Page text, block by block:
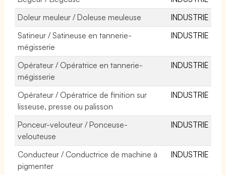
Doleur meuleur / Doleuse meuleuse
INDUSTRIE
Satineur / Satineuse en tannerie-
mégisserie
INDUSTRIE
Opérateur / Opératrice en tannerie-
mégisserie
INDUSTRIE
Opérateur / Opératrice de finition sur
lisseuse, presse ou palisson
INDUSTRIE
Ponceur-velouteur / Ponceuse-
velouteuse
INDUSTRIE
Conducteur / Conductrice de machine à
pigmenter
INDUSTRIE